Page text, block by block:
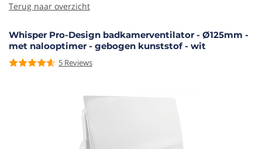
Terug naar overzicht
Whisper Pro-Design badkamerventilator - Ø125mm -
met nalooptimer - gebogen kunststof - wit
5 Reviews
het